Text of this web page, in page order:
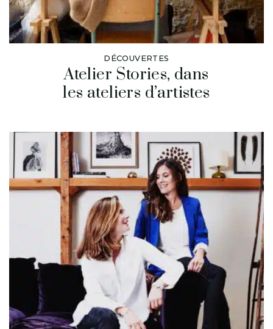
DÉCOUVERTES
Atelier Stories, dans
les ateliers d’artistes